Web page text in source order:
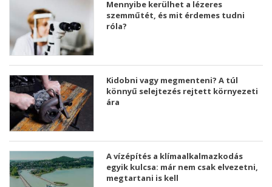
Mennyibe kerülhet a lézeres
szemműtét, és mit érdemes tudni
róla?
Kidobni vagy megmenteni? A túl
könnyű selejtezés rejtett környezeti
ára
A vízépítés a klímaalkalmazkodás
egyik kulcsa: már nem csak elvezetni,
megtartani is kell